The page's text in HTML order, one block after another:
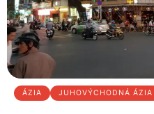
ÁZIA JUHOVÝCHODNÁ ÁZIA